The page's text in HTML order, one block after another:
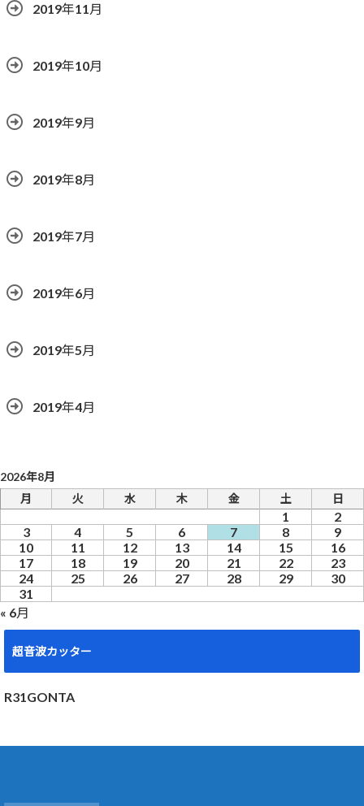
2019年11月
2019年10月
2019年9月
2019年8月
2019年7月
2019年6月
2019年5月
2019年4月
2026年8月
月
火 水 木 金 土 日
1
2
3
4 5 6 7 8
9
10
11 12 13 14 15
16
17
18 19 20 21 22
23
24
25 26 27 28 29
30
31
« 6月
超音波カッター
R31GONTA